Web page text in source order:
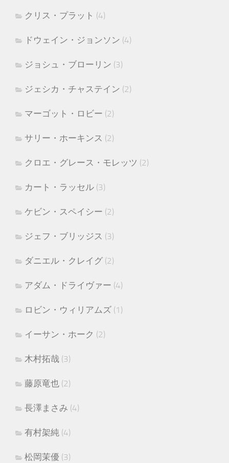
クリス・プラット (4)
ドウェイン・ジョンソン (4)
ジョシュ・ブローリン (3)
ジェシカ・チャステイン (2)
マーゴット・ロビー (2)
サリー・ホーキンス (2)
クロエ・グレース・モレッツ (2)
カート・ラッセル (3)
ケビン・スペイシー (2)
ジェフ・ブリッジス (3)
ダニエル・クレイグ (2)
アダム・ドライヴァー (4)
ロビン・ウィリアムズ (1)
イーサン・ホーク (2)
木村拓哉 (3)
藤原竜也 (2)
長澤まさみ (4)
有村架純 (4)
松岡茉優 (3)